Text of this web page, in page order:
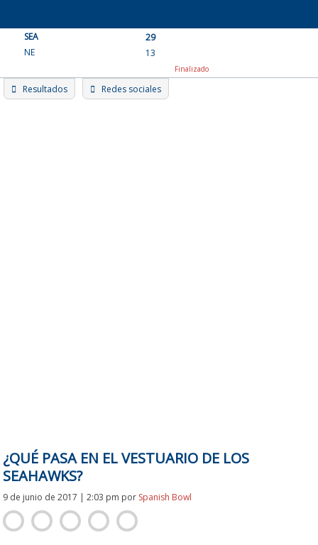
content
SEA
29
NE
13
Finalizado
Resultados Redes sociales
¿QUÉ PASA EN EL VESTUARIO DE LOS
SEAHAWKS?
9 de junio de 2017 | 2:03 pm por Spanish Bowl